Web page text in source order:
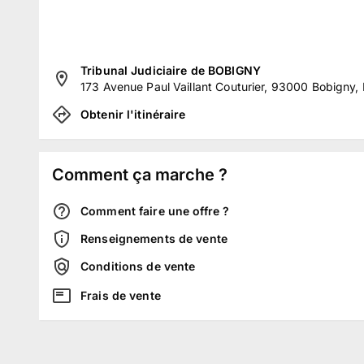
Tribunal Judiciaire de BOBIGNY
173 Avenue Paul Vaillant Couturier, 93000 Bobigny,
Obtenir l'itinéraire
Comment ça marche ?
Comment faire une offre ?
Renseignements de vente
Conditions de vente
Frais de vente